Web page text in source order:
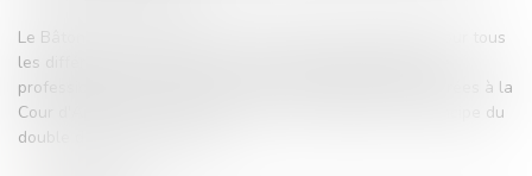
Le Bâtonnier a également une fonction juridictionnelle pour tous
les différends entre avocats à l'occasion de leur exercice
professionnel. Ces décisions peuvent toutefois être déférées à la
Cour d'Appel par l'une des parties, conformément au principe du
double degré de juridiction.